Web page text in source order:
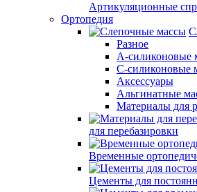
Артикуляционные
Ортопедия
Разное
А-силиконовые
С-силиконовые
Аксессуары
Альгинатные
Материалы для
для перебазировки
Временные
Цементы для